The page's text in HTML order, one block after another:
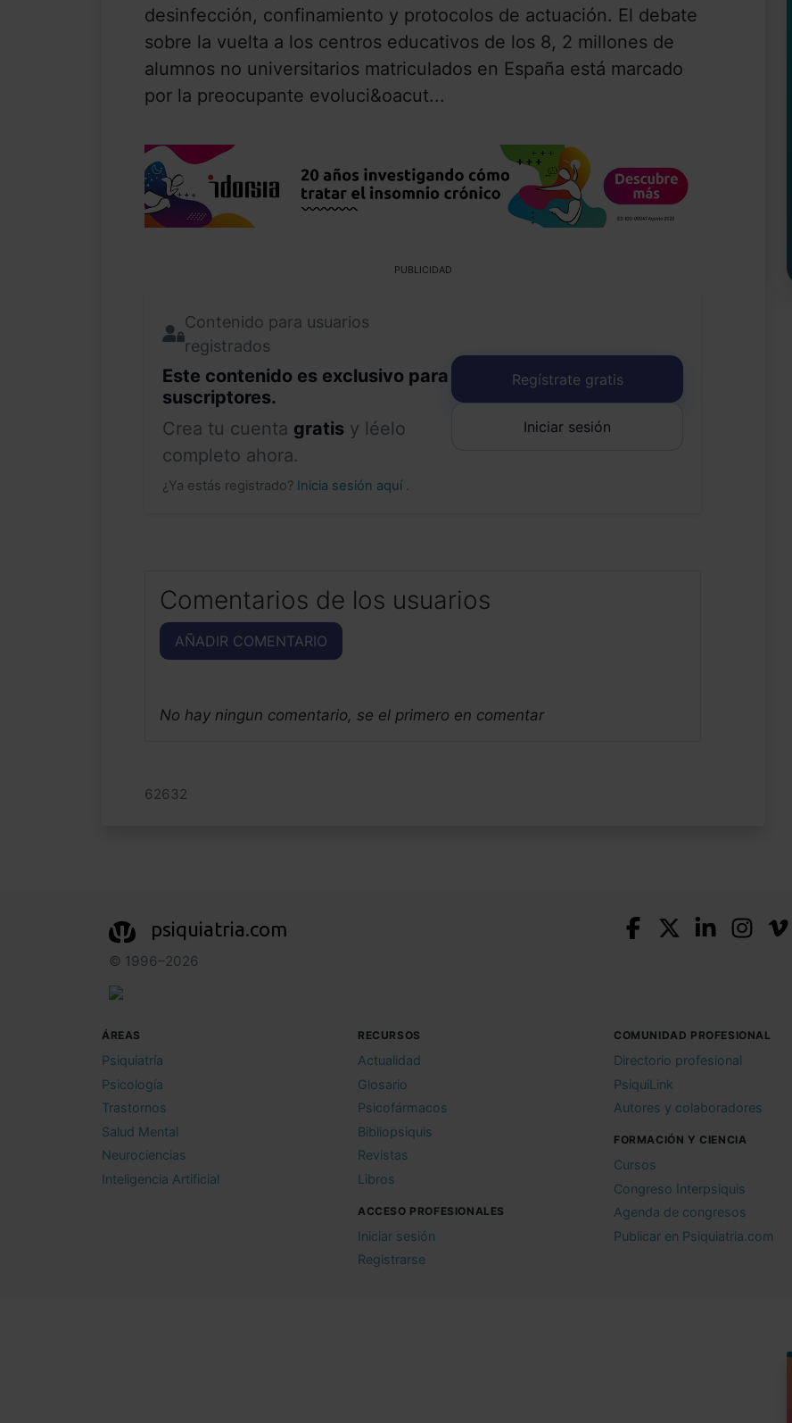
desinfección, confinamiento y protocolos de actuación. El debate
sobre la vuelta a los centros educativos de los 8, 2 millones de
alumnos no universitarios matriculados en España está marcado
por la preocupante evoluci&oacut...
PUBLICIDAD
Contenido para usuarios
registrados
Este contenido es exclusivo para
suscriptores.
Crea tu cuenta gratis y léelo
completo ahora.
¿Ya estás registrado? Inicia sesión aquí .
Regístrate gratis
Iniciar sesión
Comentarios de los usuarios
AÑADIR COMENTARIO
No hay ningun comentario, se el primero en comentar
62632
psiquiatria.com
© 1996–2026
ÁREAS
Psiquiatría
Psicología
Trastornos
Salud Mental
Neurociencias
Inteligencia Artificial
RECURSOS
Actualidad
Glosario
Psicofármacos
Bibliopsiquis
Revistas
Libros
ACCESO PROFESIONALES
Iniciar sesión
Registrarse
COMUNIDAD PROFESIONAL
Directorio profesional
PsiquiLink
Autores y colaboradores
FORMACIÓN Y CIENCIA
Cursos
Congreso Interpsiquis
Agenda de congresos
Publicar en Psiquiatria.com